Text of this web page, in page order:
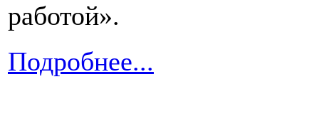
работой».
Подробнее...